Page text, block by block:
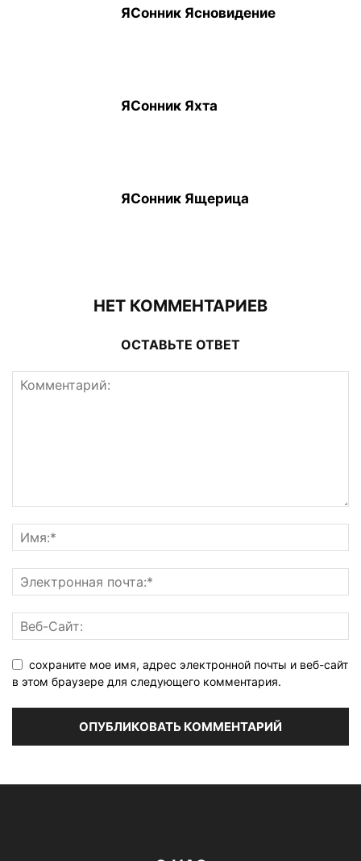
ЯСонник Ясновидение
ЯСонник Яхта
ЯСонник Ящерица
НЕТ КОММЕНТАРИЕВ
ОСТАВЬТЕ ОТВЕТ
сохраните мое имя, адрес электронной почты и веб-сайт
в этом браузере для следующего комментария.